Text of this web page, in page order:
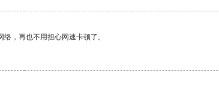
，再也不用担心网速卡顿了。